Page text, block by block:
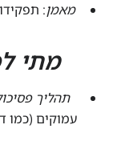
מאמן:
מתי
תהליך
עמוקים (כמו